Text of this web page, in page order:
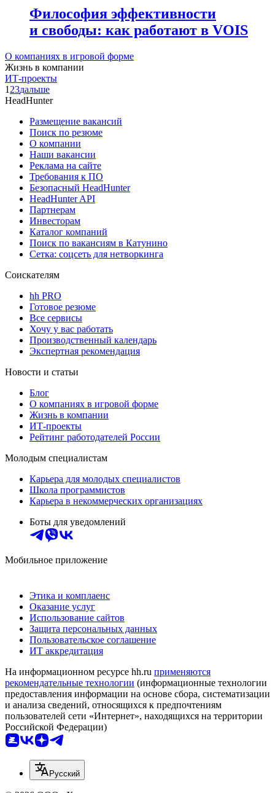
Философия эффективности
и свободы: как работают в VOIS
О компаниях в игровой форме
Жизнь в компании
ИТ-проекты
1 23дальше
HeadHunter
Размещение вакансий
Поиск по резюме
О компании
Наши вакансии
Реклама на сайте
Требования к ПО
Безопасный HeadHunter
HeadHunter API
Партнерам
Инвесторам
Каталог компаний
Поиск по вакансиям в Катунино
Сетка: соцсеть для нетворкинга
Соискателям
hh PRO
Готовое резюме
Все сервисы
Хочу у вас работать
Производственный календарь
Экспертная рекомендация
Новости и статьи
Блог
О компаниях в игровой форме
Жизнь в компании
ИТ-проекты
Рейтинг работодателей России
Молодым специалистам
Карьера для молодых специалистов
Школа программистов
Карьера в некоммерческих организациях
Боты для уведомлений
Мобильное приложение
Этика и комплаенс
Оказание услуг
Использование сайтов
Защита персональных данных
Пользовательское соглашение
ИТ аккредитация
На информационном ресурсе hh.ru применяются
рекомендательные технологии (информационные технологии
предоставления информации на основе сбора, систематизации
и анализа сведений, относящихся к предпочтениям
пользователей сети «Интернет», находящихся на территории
Российской Федерации)
Русский